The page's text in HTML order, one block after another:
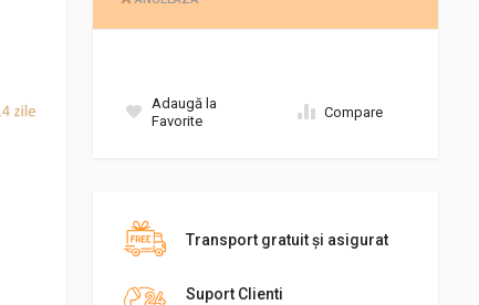
Adaugă la
Favorite
Compare
Transport gratuit şi asigurat
Suport Clienti